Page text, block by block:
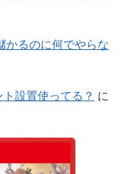
かるのに何でやらな
設置使ってる？ に